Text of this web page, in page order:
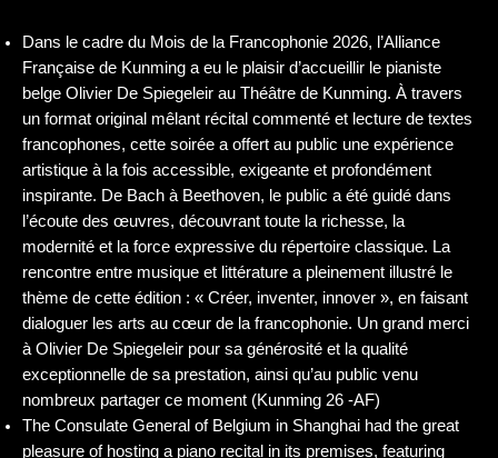
concerts
commented recitals
bio
reviews
CDs
Dans le cadre du Mois de la Francophonie 2026, l’Alliance
Française de Kunming a eu le plaisir d’accueillir le pianiste
belge Olivier De Spiegeleir au Théâtre de Kunming. À travers
un format original mêlant récital commenté et lecture de textes
francophones, cette soirée a offert au public une expérience
artistique à la fois accessible, exigeante et profondément
inspirante. De Bach à Beethoven, le public a été guidé dans
l’écoute des œuvres, découvrant toute la richesse, la
modernité et la force expressive du répertoire classique. La
rencontre entre musique et littérature a pleinement illustré le
thème de cette édition : « Créer, inventer, innover », en faisant
dialoguer les arts au cœur de la francophonie. Un grand merci
à Olivier De Spiegeleir pour sa générosité et la qualité
exceptionnelle de sa prestation, ainsi qu’au public venu
nombreux partager ce moment (Kunming 26 -AF)
The Consulate General of Belgium in Shanghai had the great
pleasure of hosting a piano recital in its premises, featuring